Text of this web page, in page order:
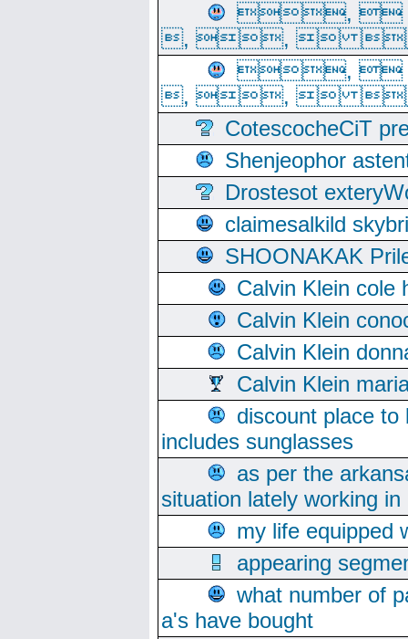
,
, , 
,
, , 
CotescocheCiT
Shenjeophor
Drostesot
claimesalkild
SHOONAKAK
Calvin Klein cole
Calvin Klein
Calvin Klein
Calvin Klein
discount place
includes sunglasses
as per the
situation lately working
my life equipped
appearing
what number of
a's have bought